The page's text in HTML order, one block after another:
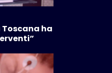
Toscana ha